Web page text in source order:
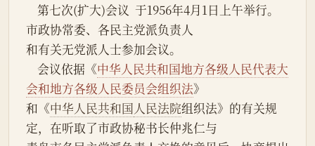
市政协常委、各民主党派负责人
和有关无党派人士参加会议。
    会议依据《
中华人民共和国地方各级人民代表大
会和地方各级人民委员会组织法》
和《中华人民共和国人民法院组织法》的有关规
定，在听取了市政协秘书长仲兆仁与